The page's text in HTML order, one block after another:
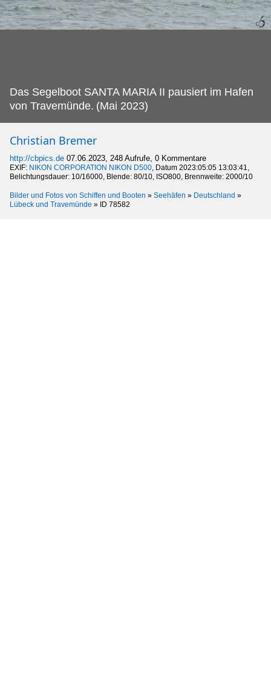
Das Segelboot SANTA MARIA II pausiert im Hafen
von Travemünde. (Mai 2023)
Christian Bremer
http://cbpics.de 07.06.2023, 248 Aufrufe, 0 Kommentare
EXIF: NIKON CORPORATION NIKON D500, Datum 2023:05:05 13:03:41,
Belichtungsdauer: 10/16000, Blende: 80/10, ISO800, Brennweite: 2000/10
Bilder und Fotos von Schiffen und Booten » Seehäfen » Deutschland »
Lübeck und Travemünde » ID 78582